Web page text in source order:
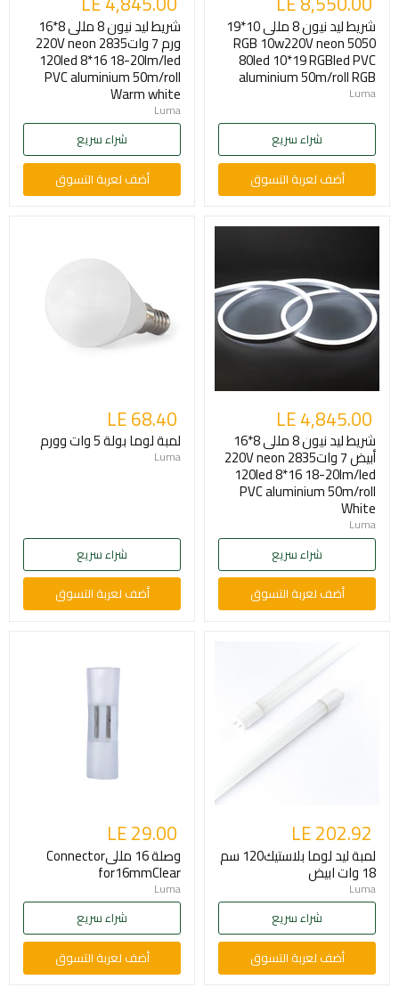
شريط ليد نيون 8 مللى 10*19
RGB 10w220V neon 5050
80led 10*19 RGBled PVC
aluminium 50m/roll RGB
Luma
شراء سريع
أضف لعربة التسوق
شريط ليد نيون 8 مللى 8*16
ورم 7 وات220V neon 2835
120led 8*16 18-20lm/led
PVC aluminium 50m/roll
Warm white
Luma
شراء سريع
أضف لعربة التسوق
LE 4,845.00
شريط ليد نيون 8 مللى 8*16
أبيض 7 وات220V neon 2835
120led 8*16 18-20lm/led
PVC aluminium 50m/roll
White
Luma
شراء سريع
أضف لعربة التسوق
LE 68.40
لمبة لوما بولة 5 وات وورم
Luma
شراء سريع
أضف لعربة التسوق
LE 202.92
لمبة ليد لوما بلاستيك120 سم
18 وات ابيض
Luma
شراء سريع
أضف لعربة التسوق
LE 29.00
وصلة 16 مللىConnector
for16mmClear
Luma
شراء سريع
أضف لعربة التسوق